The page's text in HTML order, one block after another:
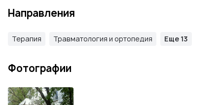
Направления
Терапия Травматология и ортопедия Еще 13
Фотографии